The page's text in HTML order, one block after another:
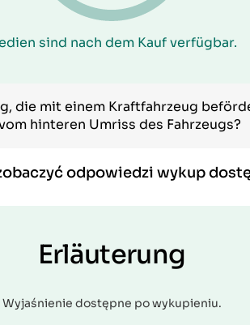
sind nach dem Kauf verfügbar.
die mit einem Kraftfahrzeug
hinteren Umriss des Fahrzeugs?
odpowiedzi wykup
Erläuterung
Wyjaśnienie dostępne po wykupieniu.